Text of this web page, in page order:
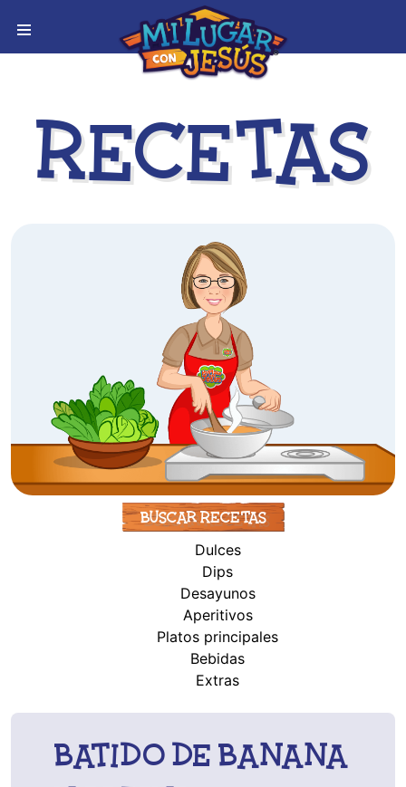
Recetas
Buscar Recetas
Dulces
Dips
Desayunos
Aperitivos
Platos principales
Bebidas
Extras
Batido de Banana